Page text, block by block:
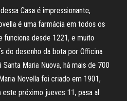
Casa é impressionante,
é uma farmácia em todos os
funciona desde 1221, e muito
do desenho da bota por Officina
Maria Nuova, há mais de 700
Novella foi criado em 1901,
próximo jueves 11, pasa al